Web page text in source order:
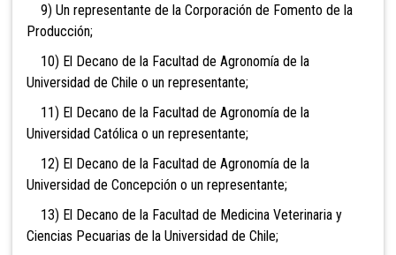
9) Un representante de la Corporación de Fomento de la
Producción;
10) El Decano de la Facultad de Agronomía de la
Universidad de Chile o un representante;
11) El Decano de la Facultad de Agronomía de la
Universidad Católica o un representante;
12) El Decano de la Facultad de Agronomía de la
Universidad de Concepción o un representante;
13) El Decano de la Facultad de Medicina Veterinaria y
Ciencias Pecuarias de la Universidad de Chile;